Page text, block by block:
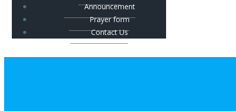
Announcement
Prayer form
Contact Us